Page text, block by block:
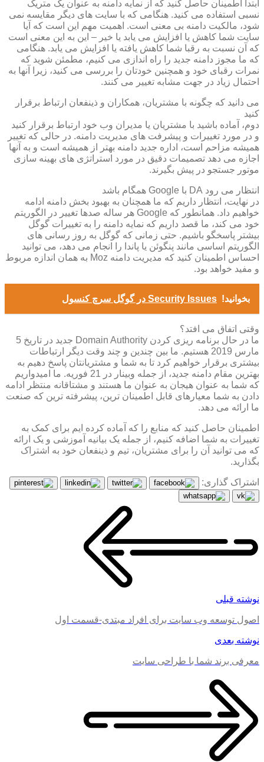
ابتدا اطمینان حاصل کنید که از نمایه دامنه به عنوان یک متریک
نسبی استفاده می کنید. هنگامی که با سایت های دیگر مقایسه نمی
شود، مالکیت دامنه بی معنی است. اهمیت مهم این است که آیا
سایت شما کاهش یا افزایش می یابد یا خیر – این به این معنی است
که آن نسبت به رقبا شما کاهش یافته یا افزایش می یابد. هنگامی
که ما مجوز دامنه جدید را راه اندازی می کنیم، مطمئن شوید که
نمرات رقبای خود و همچنین خودتان را بررسی می کنید، زیرا آنها به
احتمال زیاد در جهت مشابه تغییر می کنند.
می دانید که چگونه با مشتریان، همکاران و ذینفعان ارتباط برقرار
کنید
دوم، آماده باشید با مشتریان یا مدیران وب خود ارتباط برقرار کنید
و در مورد تغییرات و پیشرفت های مدیریت دامنه. در حالی که تغییر
همیشه مزاحم است، اداره جدید دامنه بهتر از همیشه است و به آنها
اجازه می دهد تصمیمات دقیق در مورد استراتژی های بهینه سازی
موتور جستجو در پیش بگیرند.
انتظار می رود DA با Google همگام باشد
در نهایت، انتظار داریم که ما همچنان به بهبود بخش دامنه ادامه
خواهیم داد. همانطور که Google هر ساله صدها تغییر در الگوریتم
خود می کند، ما قصد داریم که نمایه دامنه را به تغییرات گوگل
بیشتر پاسخگو باشیم. حتی زمانی که گوگل به روز رسانی های
الگوریتم اساسی مانند پنگوئن یا پاندا را انجام می دهد، می توانید
احساس اطمینان کنید که مدیریت دامنه Moz به همان اندازه مربوط
و مفید خواهد بود.
بخوانید! Security Issues در گوگل سرچ کنسول
وقتی اتفاق می افتد؟
ما در حال برنامه ریزی کردن Domain Authority جدید در تاریخ 5
مارس 2019 هستیم. ما بین چندین و چند وقت دیگر ارتباطات
بیشتری برقرار خواهیم کرد تا به شما و مشتریانتان پاسخ دهیم به
بهترین مقام دامنه جدید، از جمله وبینار در 21 فوریه. ما امیدواریم
که شما به عنوان هیجان به عنوان ما هستند و مشتاقانه منتظر ادامه
دادن به شما معیارهای قابل اطمینان ترین، پیشرفته ترین که صنعت
ما ارائه می دهد.
اطمینان حاصل کنید که منابع را که آماده کرده ایم برای کمک به
تغییرات به شما اضافه کنیم، از جمله یک بیانیه آموزشی و یک ارائه
که می توانید آن را برای مشتریان، تیم و ذینفعان خود به اشتراک
بگذارید.
اشتراک گذاری:
نوشته قبلی
اصول توسعه وب سایت برای افراد مبتدی-قسمت اول
نوشته بعدی
معرفی برند شما با طراحی سایت